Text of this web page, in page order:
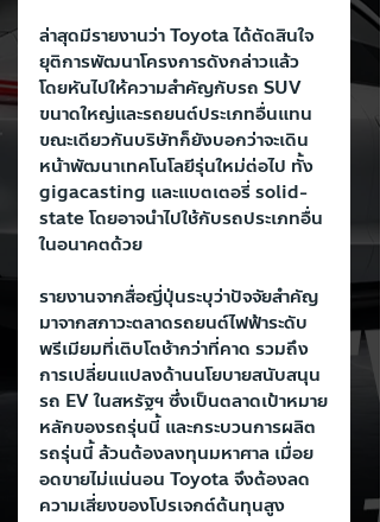
ล่าสุดมีรายงานว่า Toyota ได้ตัดสินใจ
ยุติการพัฒนาโครงการดังกล่าวแล้ว
โดยหันไปให้ความสำคัญกับรถ SUV
ขนาดใหญ่และรถยนต์ประเภทอื่นแทน
ขณะเดียวกันบริษัทก็ยังบอกว่าจะเดิน
หน้าพัฒนาเทคโนโลยีรุ่นใหม่ต่อไป ทั้ง
gigacasting และแบตเตอรี่ solid-
state โดยอาจนำไปใช้กับรถประเภทอื่น
ในอนาคตด้วย
รายงานจากสื่อญี่ปุ่นระบุว่าปัจจัยสำคัญ
มาจากสภาวะตลาดรถยนต์ไฟฟ้าระดับ
พรีเมียมที่เติบโตช้ากว่าที่คาด รวมถึง
การเปลี่ยนแปลงด้านนโยบายสนับสนุน
รถ EV ในสหรัฐฯ ซึ่งเป็นตลาดเป้าหมาย
หลักของรถรุ่นนี้ และกระบวนการผลิต
รถรุ่นนี้ ล้วนต้องลงทุนมหาศาล เมื่อย
อดขายไม่แน่นอน Toyota จึงต้องลด
ความเสี่ยงของโปรเจกต์ต้นทุนสูง